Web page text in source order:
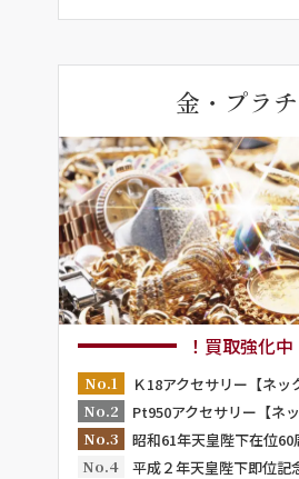
金・プラ
！買取強化中
No.1
Ｋ18アクセサリー【ネッ
No.2
Pt950アクセサリー【ネ
No.3
昭和61年天皇陛下在位60
No.4
平成２年天皇陛下即位記